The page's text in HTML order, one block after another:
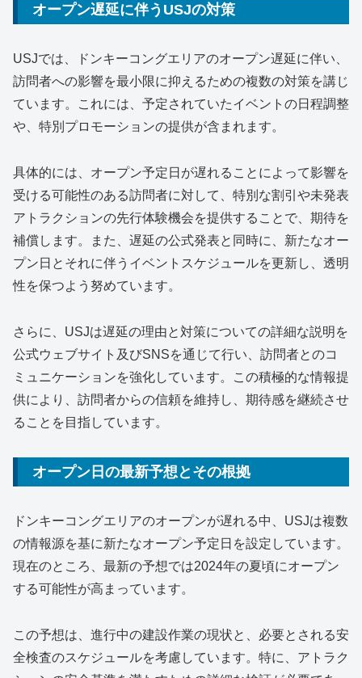
オープン遅延に伴うUSJの対策
USJでは、ドンキーコングエリアのオープン遅延に伴い、
訪問者への影響を最小限に抑えるための複数の対策を講じ
ています。これには、予定されていたイベントの日程調整
や、特別プロモーションの提供が含まれます。
具体的には、オープン予定日が遅れることによって影響を
受ける可能性のある訪問者に対して、特別な割引や未発表
アトラクションの先行体験機会を提供することで、期待を
補償します。また、遅延の公式発表と同時に、新たなオー
プン日とそれに伴うイベントスケジュールを更新し、透明
性を保つよう努めています。
さらに、USJは遅延の理由と対策についての詳細な説明を
公式ウェブサイト及びSNSを通じて行い、訪問者とのコ
ミュニケーションを強化しています。この積極的な情報提
供により、訪問者からの信頼を維持し、期待感を継続させ
ることを目指しています。
オープン日の最新予想とその根拠
ドンキーコングエリアのオープンが遅れる中、USJは複数
の情報源を基に新たなオープン予定日を設定しています。
現在のところ、最新の予想では2024年の夏頃にオープン
する可能性が高まっています。
この予想は、進行中の建設作業の現状と、必要とされる安
全検査のスケジュールを考慮しています。特に、アトラク